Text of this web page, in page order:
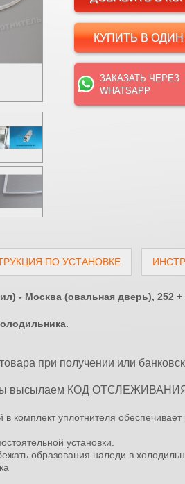
КУПИТЬ В ОДИН
ЗАКАЗАТЬ ЧЕРЕЗ
WHATSAPP
ПО УСТАНОВКЕ
- Москва (овальная дверь), 252 +
при получении или
высылаем КОД ОТСЛЕЖИВАНИЯ
комплект уплотнителя
установки.
образования наледи в